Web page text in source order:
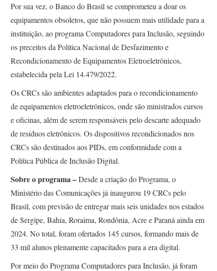
Por sua vez, o Banco do Brasil se comprometeu a doar os
equipamentos obsoletos, que não possuem mais utilidade para a
instituição, ao programa Computadores para Inclusão, seguindo
os preceitos da Política Nacional de Desfazimento e
Recondicionamento de Equipamentos Eletroeletrônicos,
estabelecida pela Lei 14.479/2022.
Os CRCs são ambientes adaptados para o recondicionamento
de equipamentos eletroeletrônicos, onde são ministrados cursos
e oficinas, além de serem responsáveis pelo descarte adequado
de resíduos eletrônicos. Os dispositivos recondicionados nos
CRCs são destinados aos PIDs, em conformidade com a
Política Pública de Inclusão Digital.
Sobre o programa –Desde a criação do Programa, o
Ministério das Comunicações já inaugurou 19 CRCs pelo
Brasil, com previsão de entregar mais seis unidades nos estados
de Sergipe, Bahia, Roraima, Rondônia, Acre e Paraná ainda em
2024. No total, foram ofertados 145 cursos, formando mais de
33 mil alunos plenamente capacitados para a era digital.
Por meio do Programa Computadores para Inclusão, já foram